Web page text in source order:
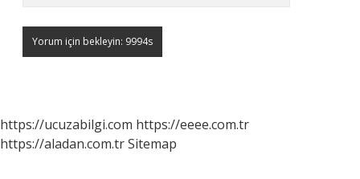
https://ucuzabilgi.com https://eeee.com.tr
https://aladan.com.trSitemap